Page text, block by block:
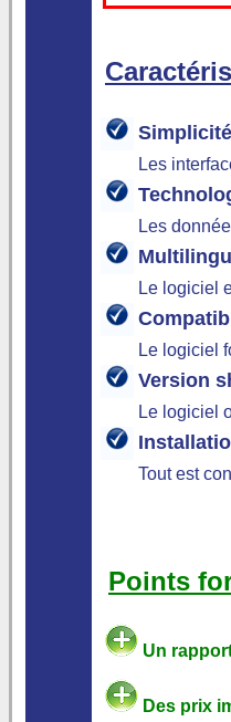
Les
Les
Le logiciel
Le logiciel
Version
Le logiciel
Tout est
Points
Un
Des prix